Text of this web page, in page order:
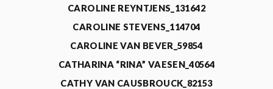
CAROLINE REYNTJENS_131642
CAROLINE STEVENS_114704
CAROLINE VAN BEVER_59854
CATHARINA “RINA” VAESEN_40564
CATHY VAN CAUSBROUCK_82153